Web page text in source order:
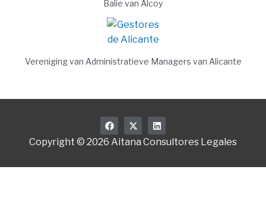
Balie van Alcoy
Vereniging van Administratieve Managers van Alicante
F
a
c
e
o
X
-
t
w
t
L
i
n
k
d
Copyright © 2026 Aitana Consultores Legales